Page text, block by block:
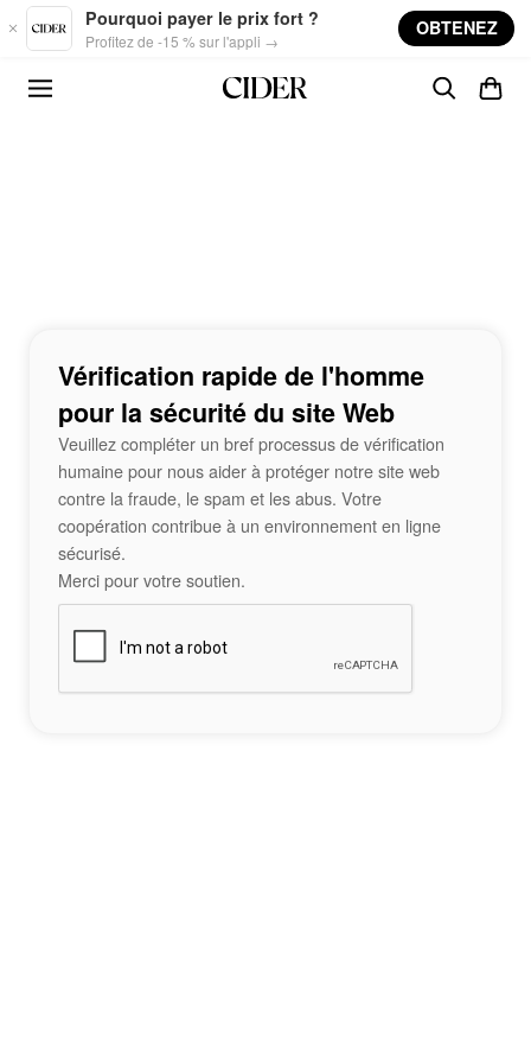
Skip to main content
Pourquoi payer le prix fort ?
Profitez de -15 % sur l'appli →
OBTENEZ
Vérification rapide de l'homme
pour la sécurité du site Web
Veuillez compléter un bref processus de vérification
humaine pour nous aider à protéger notre site web
contre la fraude, le spam et les abus. Votre
coopération contribue à un environnement en ligne
sécurisé.
Merci pour votre soutien.